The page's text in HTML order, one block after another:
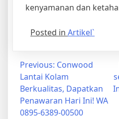
kenyamanan dan
Posted in Artikel`
Post
navigation
Previous: Conwood
Lantai Kolam
Berkualitas, Dapatkan
Penawaran Hari Ini! WA
0895-6389-00500